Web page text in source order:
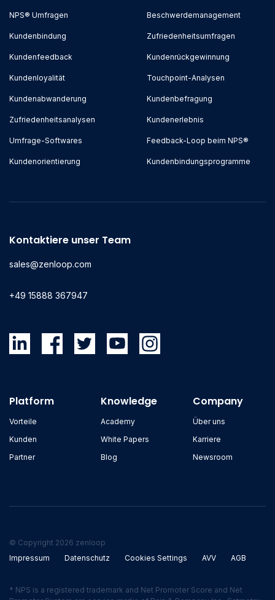
NPS® Umfragen
Kundenbindung
Beschwerdemanagement
Zufriedenheitsumfragen
Kundenfeedback
Kundenloyalität
Kundenabwanderung
Zufriedenheitsanalysen
Umfrage-Softwares
Kundenorientierung
Kundenrückgewinnung
Touchpoint-Analysen
Kundenbefragung
Kundenerlebnis
Feedback-Loop beim NPS®
Kundenbindungsprogramme
Kontaktiere unser Team
sales@zenloop.com
+49 15888 367947
Platform
Vorteile
Kunden
Partner
Knowledge
Academy
White Papers
Blog
Company
Über uns
Karriere
Newsroom
© Copyright 2026 zenloop
Impressum
Datenschutz Cookies Settings AVV AGB
* NPS is a registered trademark and Net Promoter Score and Net